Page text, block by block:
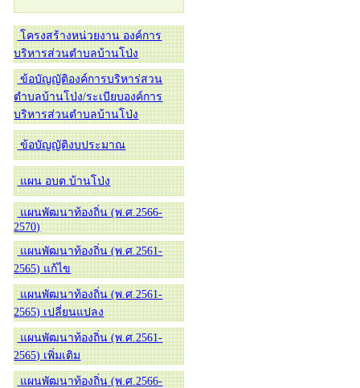
โครงสร้างหน่วยงาน องค์การ
บริหารส่วนตำบลบ้านโป่ง
ข้อบัญญัติองค์การบริหาร่สวน
ตำบลบ้านโป่ง/ระเบียบองค์การ
บริหารส่วนตำบลบ้านโป่ง
ข้อบัญญัติงบประมาณ
แผน อบต.บ้านโป่ง
แผนพัฒนาท้องถิ่น (พ.ศ.2566-
2570)
แผนพัฒนาท้องถิ่น (พ.ศ.2561-
2565) แก้ไข
แผนพัฒนาท้องถิ่น (พ.ศ.2561-
2565) เปลี่ยนแปลง
แผนพัฒนาท้องถิ่น (พ.ศ.2561-
2565) เพิ่มเติม
แผนพัฒนาท้องถิ่น (พ.ศ.2566-